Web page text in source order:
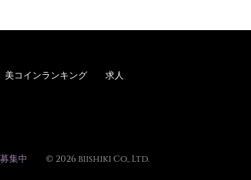
美コインランキング 求人
集中 © 2026 biishiki Co., Ltd.